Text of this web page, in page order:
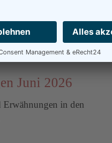
in den
Juni 2026
Erwähnungen in den